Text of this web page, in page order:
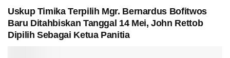
Uskup Timika Terpilih Mgr. Bernardus Bofitwos
Baru Ditahbiskan Tanggal 14 Mei, John Rettob
Dipilih Sebagai Ketua Panitia